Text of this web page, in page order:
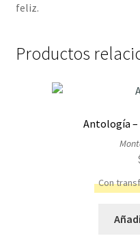
feliz.
Productos
Antología –
Con